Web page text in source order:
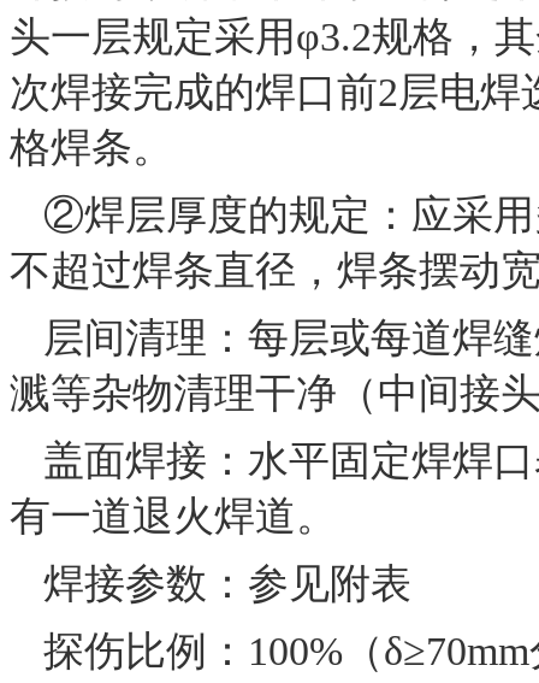
头一层规定采用φ3.2规格，
次焊接完成的焊口前2层电
格焊条。
②焊层厚度的规定：应采
不超过焊条直径，焊条摆动
层间清理：每层或每道焊
溅等杂物清理干净（中间接
盖面焊接：水平固定焊焊
有一道退火焊道。
焊接参数：参见附表
探伤比例：100%（